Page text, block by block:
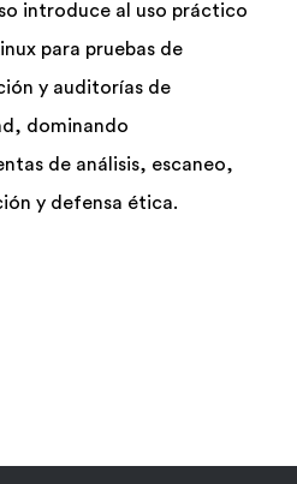
introduce al uso práctico
para pruebas de
y auditorías de
dominando
de análisis, escaneo,
y defensa ética.